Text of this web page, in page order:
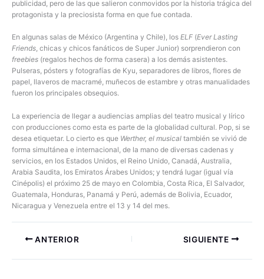
publicidad, pero de las que salieron conmovidos por la historia trágica del
protagonista y la preciosista forma en que fue contada.
En algunas salas de México (Argentina y Chile), los ELF (Ever Lasting
Friends, chicas y chicos fanáticos de Super Junior) sorprendieron con
freebies (regalos hechos de forma casera) a los demás asistentes.
Pulseras, pósters y fotografías de Kyu, separadores de libros, flores de
papel, llaveros de macramé, muñecos de estambre y otras manualidades
fueron los principales obsequios.
La experiencia de llegar a audiencias amplias del teatro musical y lírico
con producciones como esta es parte de la globalidad cultural. Pop, si se
desea etiquetar. Lo cierto es que Werther, el musical también se vivió de
forma simultánea e internacional, de la mano de diversas cadenas y
servicios, en los Estados Unidos, el Reino Unido, Canadá, Australia,
Arabia Saudita, los Emiratos Árabes Unidos; y tendrá lugar (igual vía
Cinépolis) el próximo 25 de mayo en Colombia, Costa Rica, El Salvador,
Guatemala, Honduras, Panamá y Perú, además de Bolivia, Ecuador,
Nicaragua y Venezuela entre el 13 y 14 del mes.
ANTERIOR SIGUIENTE